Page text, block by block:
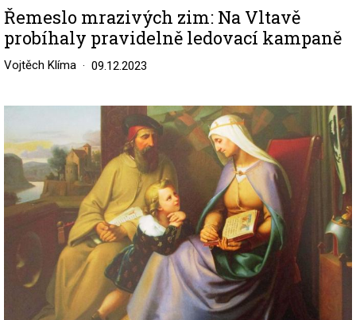
Řemeslo mrazivých zim: Na Vltavě
probíhaly pravidelně ledovací kampaně
Vojtěch Klíma 09.12.2023